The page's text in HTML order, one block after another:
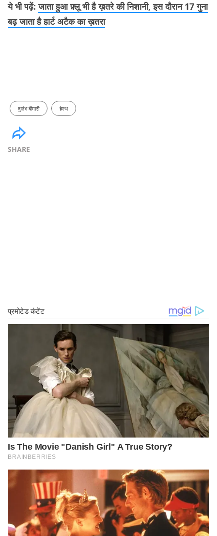
ये भी पढ़ें:जाता हुआ फ़्लू भी है ख़तरे की निशानी, इस दौरान 17 गुना
बढ़ जाता है हार्ट अटैक का ख़तरा
दुर्लभ बीमारी हेल्थ
SHARE